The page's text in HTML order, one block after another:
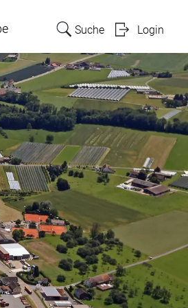
Suche Login